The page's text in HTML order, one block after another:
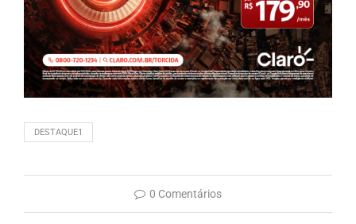
DESTAQUE1
0 Comentários